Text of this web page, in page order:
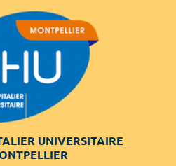
UNIVERSITAIRE